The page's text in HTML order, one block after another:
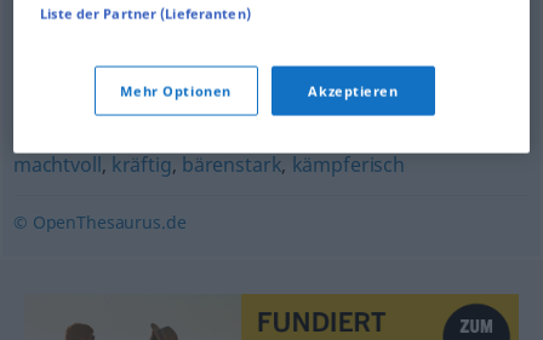
energiegeladen
,lebhaft
machtvoll, kräftig, bärenstark, kämpferisch
© OpenThesaurus.de
Liste der Partner (Lieferanten)
Mehr Optionen Akzeptieren